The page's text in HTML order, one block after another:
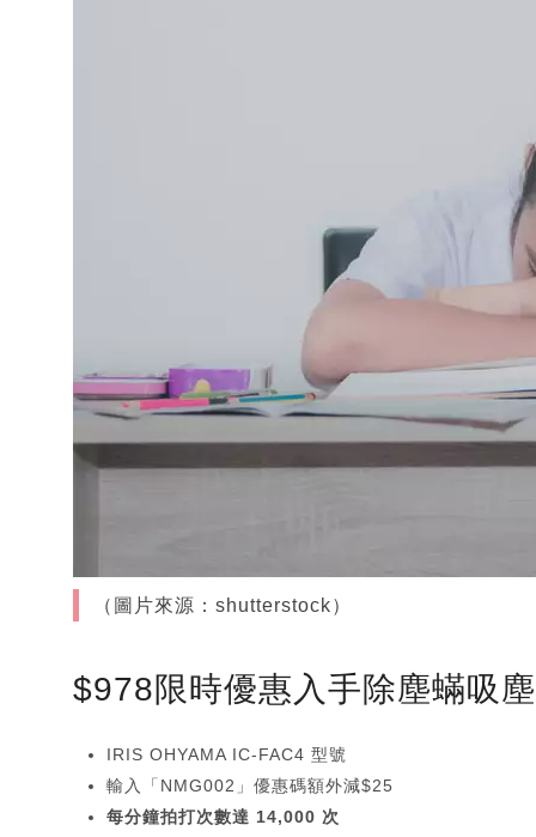
（圖片來源：shutterstock）
$978限時優惠入手除塵蟎吸
IRIS OHYAMA IC-FAC4 型號
輸入「NMG002」優惠碼額外減$25
每分鐘拍打次數達 14,000 次